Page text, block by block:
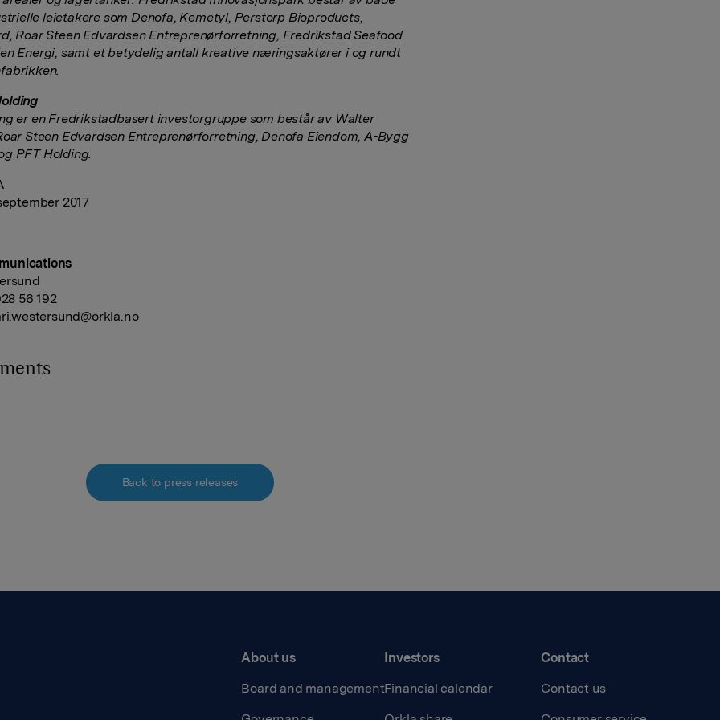
leietakere som Denofa, Kemetyl, Perstorp Bioproducts,
Roar Steen Edvardsen Entreprenørforretning, Fredrikstad Seafood
Energi, samt et betydelig antall kreative næringsaktører i og rundt
er en Fredrikstadbasert investorgruppe som består av Walter
Steen Edvardsen Entreprenørforretning, Denofa Eiendom, A-Bygg
PFT Holding.
2017
56 192
Back to press releases
About us
Board and management
Investors
Financial calendar
Contact
Contact us